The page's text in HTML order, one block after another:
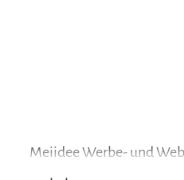
Meiidee Werbe- und